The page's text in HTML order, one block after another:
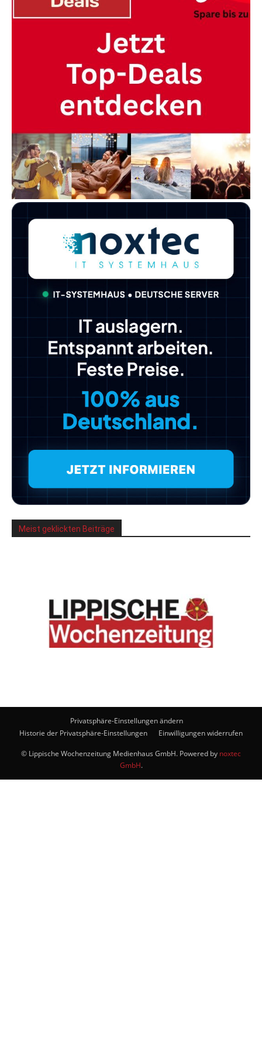
Meist geklickten Beiträge
Privatsphäre-Einstellungen ändern
Historie der Privatsphäre-Einstellungen
Einwilligungen widerrufen
© Lippische Wochenzeitung Medienhaus GmbH. Powered by noxtec
GmbH.